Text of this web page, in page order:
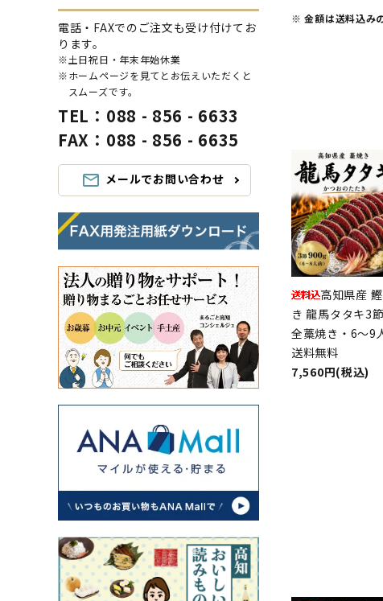
※ 金額は送料込み
高知県産
き 龍馬タタキ3
全藁焼き・6～9
送料無料
7,560円(税込)
電話・FAXでのご注文も受け付けてお
ります。
※土日祝日・年末年始休業
※ホームページを見てとお伝えいただくと
スムーズです。
TEL：088 - 856 - 6633
FAX：088 - 856 - 6635
mail_outline メールでお問い合わせ